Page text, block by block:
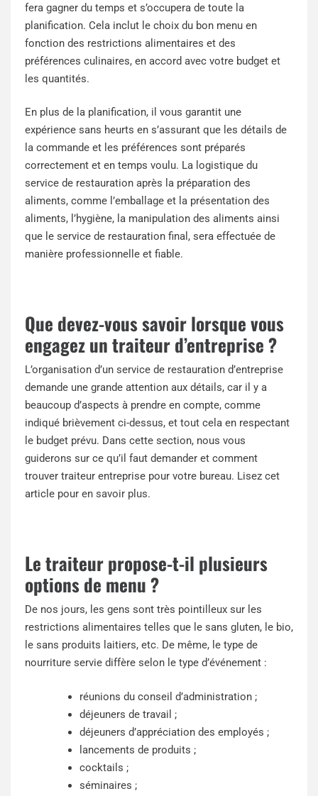
fera gagner du temps et s’occupera de toute la
planification. Cela inclut le choix du bon menu en
fonction des restrictions alimentaires et des
préférences culinaires, en accord avec votre budget et
les quantités.
En plus de la planification, il vous garantit une
expérience sans heurts en s’assurant que les détails de
la commande et les préférences sont préparés
correctement et en temps voulu. La logistique du
service de restauration après la préparation des
aliments, comme l’emballage et la présentation des
aliments, l’hygiène, la manipulation des aliments ainsi
que le service de restauration final, sera effectuée de
manière professionnelle et fiable.
Que devez-vous savoir lorsque vous
engagez un traiteur d’entreprise ?
L’organisation d’un service de restauration d’entreprise
demande une grande attention aux détails, car il y a
beaucoup d’aspects à prendre en compte, comme
indiqué brièvement ci-dessus, et tout cela en respectant
le budget prévu. Dans cette section, nous vous
guiderons sur ce qu’il faut demander et comment
trouver traiteur entreprise pour votre bureau. Lisez cet
article pour en savoir plus.
Le traiteur propose-t-il plusieurs
options de menu ?
De nos jours, les gens sont très pointilleux sur les
restrictions alimentaires telles que le sans gluten, le bio,
le sans produits laitiers, etc. De même, le type de
nourriture servie diffère selon le type d’événement :
réunions du conseil d’administration ;
déjeuners de travail ;
déjeuners d’appréciation des employés ;
lancements de produits ;
cocktails ;
séminaires ;